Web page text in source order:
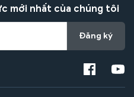
mới nhất của chúng tôi
Đăng ký